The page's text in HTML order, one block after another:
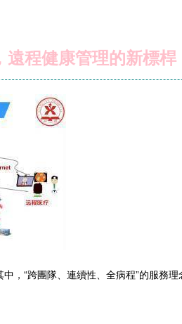
遠程健康管理的新標桿
，“跨團隊、連續性、全病程”的服務